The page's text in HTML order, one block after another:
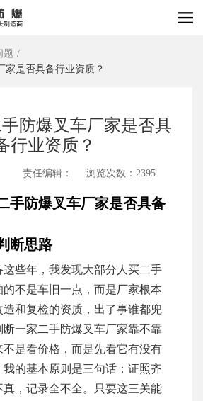
题 /
家是否具备行业资质？
防爆叉车厂家是否具
行业资质？
责任编辑： 浏览次数：2395
手防爆叉车厂家是否具备
断思路
这些年，我发现大部分人买二手
的不是车旧一点，而是厂家根本
和复检的资质，出了事谁都兜
一家二手防爆叉车厂家靠不靠
是看价格，而是先看它有没有
我的基本原则是三句话：证照齐
，记录全不全。只要这三关能